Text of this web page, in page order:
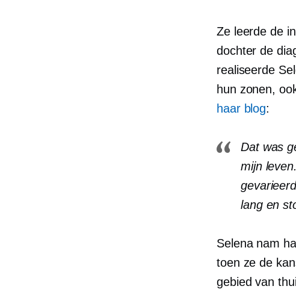
Ze leerde de
dochter de
realiseerde
hun zonen,
haar blog:
Dat was
mijn
lang en
Selena nam
toen ze de
gebied van